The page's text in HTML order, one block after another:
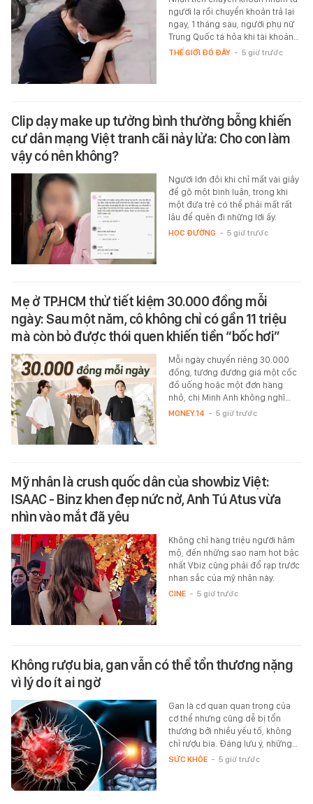
người lạ rồi chuyển khoản trả lại
ngay, 1 tháng sau, người phụ nữ
Trung Quốc tá hỏa khi tài khoản…
THẾ GIỚI ĐÓ ĐÂY - 5 giờ trước
Clip dạy make up tưởng bình thường bỗng khiến
cư dân mạng Việt tranh cãi nảy lửa: Cho con làm
vậy có nên không?
Người lớn đôi khi chỉ mất vài giây
để gõ một bình luận, trong khi
một đứa trẻ có thể phải mất rất
lâu để quên đi những lời ấy.
HỌC ĐƯỜNG - 5 giờ trước
Mẹ ở TP.HCM thử tiết kiệm 30.000 đồng mỗi
ngày: Sau một năm, cô không chỉ có gần 11 triệu
mà còn bỏ được thói quen khiến tiền “bốc hơi”
Mỗi ngày chuyển riêng 30.000
đồng, tương đương giá một cốc
đồ uống hoặc một đơn hàng
nhỏ, chị Minh Anh không nghĩ…
MONEY.14 - 5 giờ trước
Mỹ nhân là crush quốc dân của showbiz Việt:
ISAAC - Binz khen đẹp nức nở, Anh Tú Atus vừa
nhìn vào mắt đã yêu
Không chỉ hàng triệu người hâm
mộ, đến những sao nam hot bậc
nhất Vbiz cũng phải đổ rạp trước
nhan sắc của mỹ nhân này.
CINE - 5 giờ trước
Không rượu bia, gan vẫn có thể tổn thương nặng
vì lý do ít ai ngờ
Gan là cơ quan quan trọng của
cơ thể nhưng cũng dễ bị tổn
thương bởi nhiều yếu tố, không
chỉ rượu bia. Đáng lưu ý, những…
SỨC KHỎE - 5 giờ trước